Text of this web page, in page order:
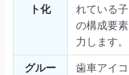
ト化
れている
の構成要
力します。
グルー
歯車アイ